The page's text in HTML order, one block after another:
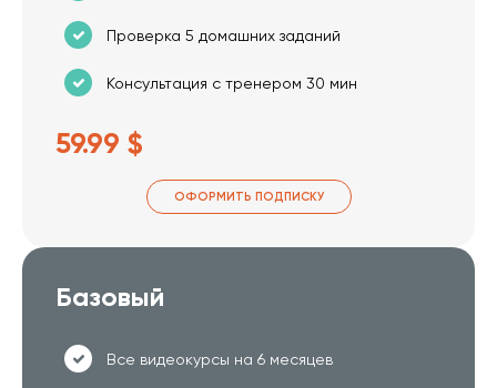
Проверка 5 домашних заданий
Консультация с тренером 30 мин
59.99 $
ОФОРМИТЬ ПОДПИСКУ
Базовый
Все видеокурсы на 6 месяцев